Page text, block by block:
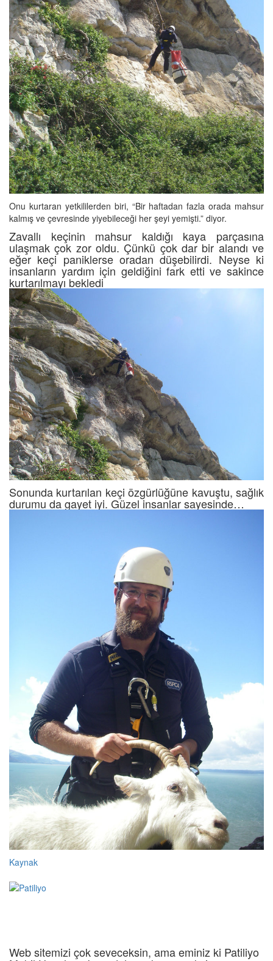
Onu kurtaran yetkililerden biri, “Bir haftadan fazla orada mahsur
kalmış ve çevresinde yiyebileceği her şeyi yemişti.” diyor.
Zavallı keçinin mahsur kaldığı kaya parçasına
ulaşmak çok zor oldu. Çünkü çok dar bir alandı ve
eğer keçi paniklerse oradan düşebilirdi. Neyse ki
insanların yardım için geldiğini fark etti ve sakince
kurtarılmayı bekledi
Sonunda kurtarılan keçi özgürlüğüne kavuştu, sağlık
durumu da gayet iyi. Güzel insanlar sayesinde…
Kaynak
Web sitemizi çok seveceksin, ama eminiz ki Patiliyo